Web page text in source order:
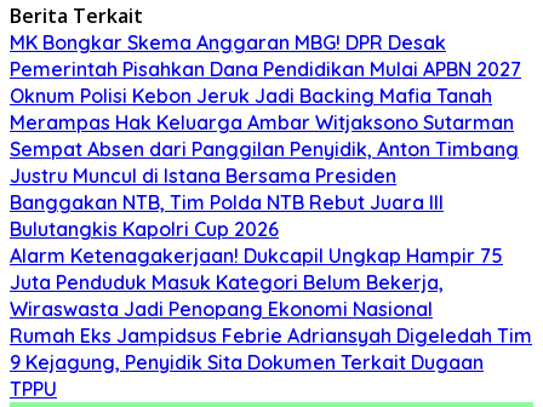
Berita Terkait
MK Bongkar Skema Anggaran MBG! DPR Desak
Pemerintah Pisahkan Dana Pendidikan Mulai APBN 2027
Oknum Polisi Kebon Jeruk Jadi Backing Mafia Tanah
Merampas Hak Keluarga Ambar Witjaksono Sutarman
Sempat Absen dari Panggilan Penyidik, Anton Timbang
Justru Muncul di Istana Bersama Presiden
Banggakan NTB, Tim Polda NTB Rebut Juara III
Bulutangkis Kapolri Cup 2026
Alarm Ketenagakerjaan! Dukcapil Ungkap Hampir 75
Juta Penduduk Masuk Kategori Belum Bekerja,
Wiraswasta Jadi Penopang Ekonomi Nasional
Rumah Eks Jampidsus Febrie Adriansyah Digeledah Tim
9 Kejagung, Penyidik Sita Dokumen Terkait Dugaan
TPPU